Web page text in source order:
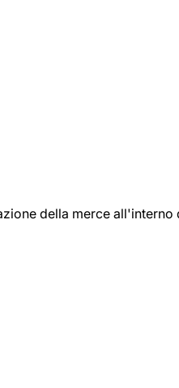
della merce all'interno